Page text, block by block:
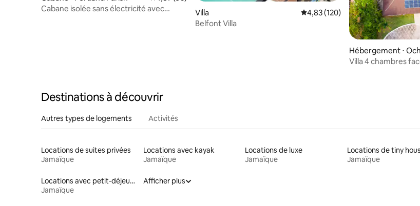
Cabane isolée sans électricité avec
Villa Évaluation moyenne sur la base
4,83 (120)
Belfont Villa
Hébergement ⋅
Villa 4 chambres
Destinations à découvrir
Autres types de logements Activités
Locations de suites privées
Jamaïque
Locations avec kayak
Jamaïque
Locations de luxe
Jamaïque
Locations de tiny
Jamaïque
Locations avec petit-déjeuner
Jamaïque
Afficher plus